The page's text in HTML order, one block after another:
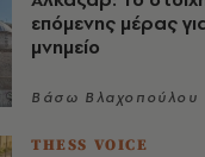
επόμενης μέρας
μνημείο
Βάσω Βλαχοπούλου
THESS VOICE